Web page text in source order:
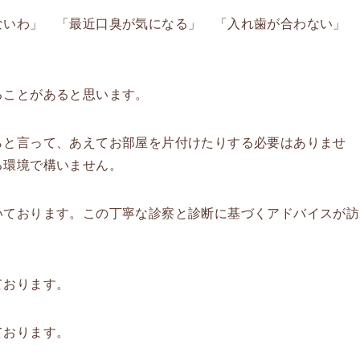
いわ」 「最近口臭が気になる」 「入れ歯が合わない」
とがあると思います。
言って、あえてお部屋を片付けたりする必要はありませ
境で構いません。
おります。この丁寧な診察と診断に基づくアドバイスが訪
ります。
ります。